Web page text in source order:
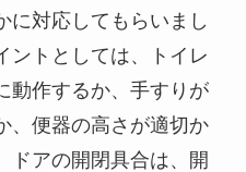
に対応してもらいまし
ントとしては、トイレ
動作するか、手すりが
、便器の高さが適切か
ドアの開閉具合は、開